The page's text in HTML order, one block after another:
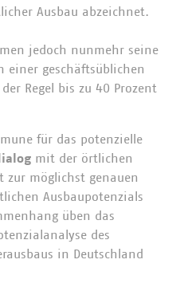
Ausbau abzeichnet.
jedoch nunmehr seine
einer geschäftsüblichen
Regel bis zu 40 Prozent
für das potenzielle
mit der örtlichen
zur möglichst genauen
Ausbaupotenzials
üben das
des
in Deutschland